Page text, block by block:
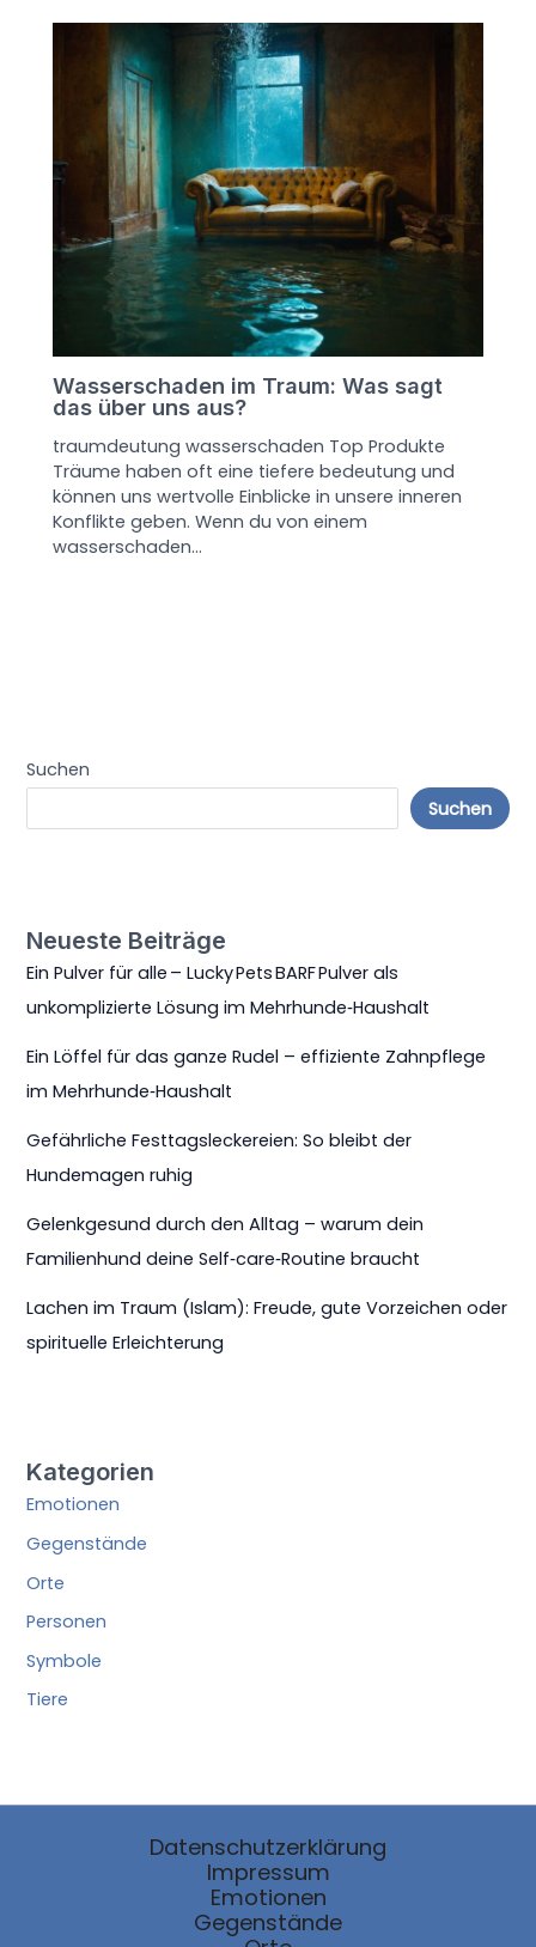
Wasserschaden im Traum: Was sagt
das über uns aus?
traumdeutung wasserschaden Top Produkte
Träume haben oft eine tiefere bedeutung und
können uns wertvolle Einblicke in unsere inneren
Konflikte geben. Wenn du von einem
wasserschaden…
Suchen
Suchen
Neueste Beiträge
Ein Pulver für alle – Lucky Pets BARF Pulver als
unkomplizierte Lösung im Mehrhunde‑Haushalt
Ein Löffel für das ganze Rudel – effiziente Zahnpflege
im Mehrhunde‑Haushalt
Gefährliche Festtagsleckereien: So bleibt der
Hundemagen ruhig
Gelenkgesund durch den Alltag – warum dein
Familienhund deine Self‑care‑Routine braucht
Lachen im Traum (Islam): Freude, gute Vorzeichen oder
spirituelle Erleichterung
Kategorien
Emotionen
Gegenstände
Orte
Personen
Symbole
Tiere
Datenschutzerklärung
Impressum
Emotionen
Gegenstände